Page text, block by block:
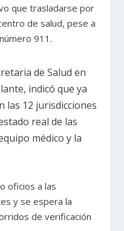
que trasladarse por
de salud, pese a
911.
de Salud en
indicó que ya
las 12 jurisdicciones
real de las
médico y la
oficios a las
y se espera la
de verificación